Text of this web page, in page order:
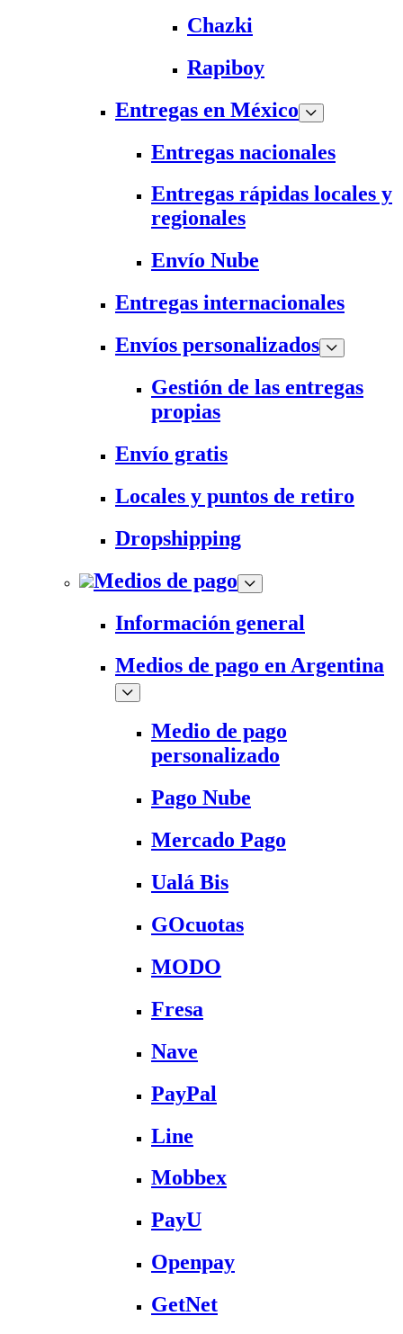
Chazki
Rapiboy
Entregas en México
Entregas nacionales
Entregas rápidas locales y
regionales
Envío Nube
Entregas internacionales
Envíos personalizados
Gestión de las entregas
propias
Envío gratis
Locales y puntos de retiro
Dropshipping
Medios de pago
Información general
Medios de pago en Argentina
Medio de pago
personalizado
Pago Nube
Mercado Pago
Ualá Bis
GOcuotas
MODO
Fresa
Nave
PayPal
Line
Mobbex
PayU
Openpay
GetNet